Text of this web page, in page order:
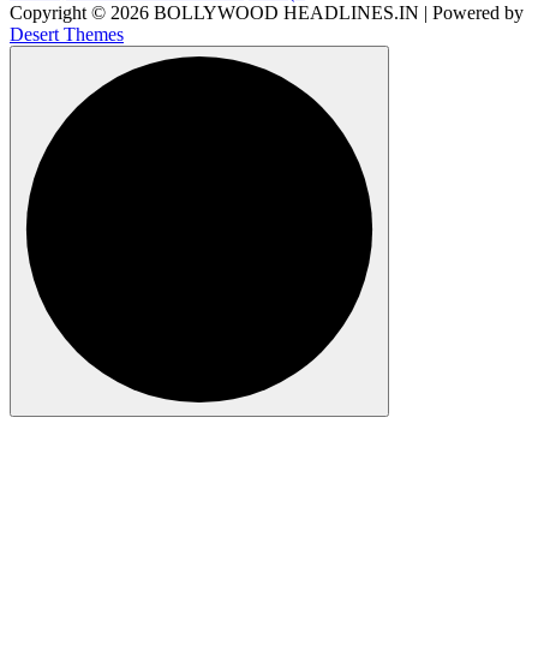
Copyright © 2026 BOLLYWOOD HEADLINES.IN | Powered by
Desert Themes